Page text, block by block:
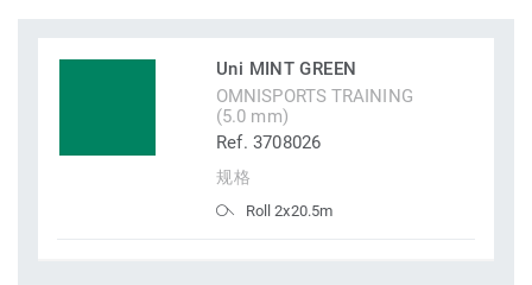
Uni MINT GREEN
OMNISPORTS TRAINING
(5.0 mm)
Ref. 3708026
规格
Roll 2x20.5m